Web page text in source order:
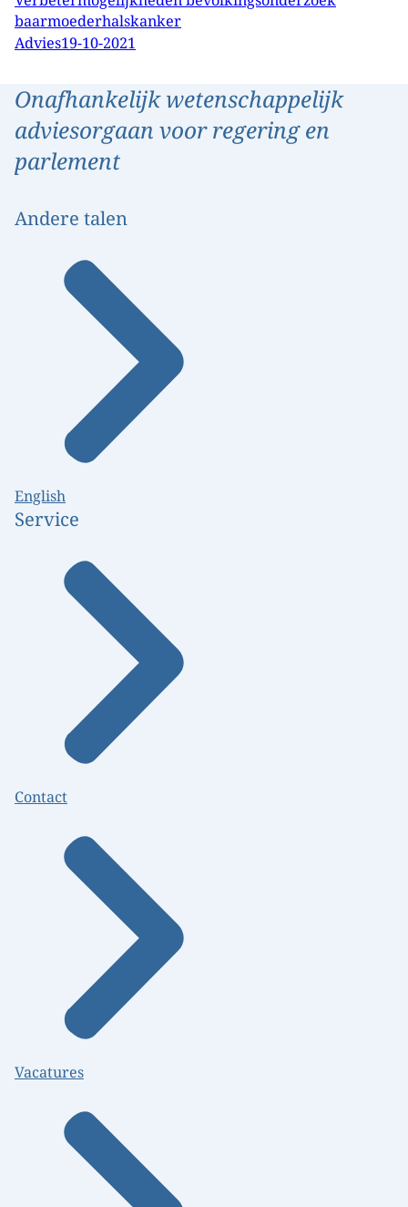
baarmoederhalskanker
Advies19-10-2021
Onafhankelijk wetenschappelijk
adviesorgaan voor regering en
parlement
Andere talen
English
Service
Contact
Vacatures